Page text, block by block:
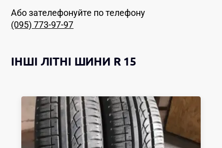
Або зателефонуйте по телефону
(095) 773-97-97
ІНШІ ЛІТНІ ШИНИ R 15